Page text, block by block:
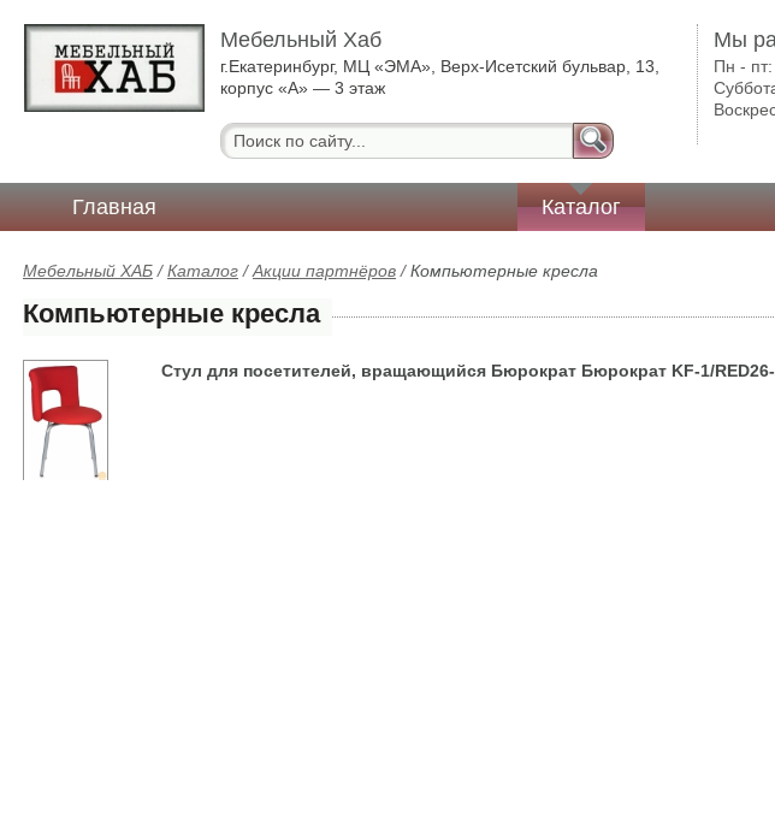
Мебельный Хаб
г.Екатеринбург, МЦ «ЭМА», Верх-Исетский бульвар, 13,
корпус «А» — 3 этаж
Мы
Пн -
Главная Каталог
Мебельный ХАБ /Каталог /Акции партнёров /Компьютерные кресла
Компьютерные кресла
Стул для посетителей, вращающийся Бюрократ Бюрократ KF-1/